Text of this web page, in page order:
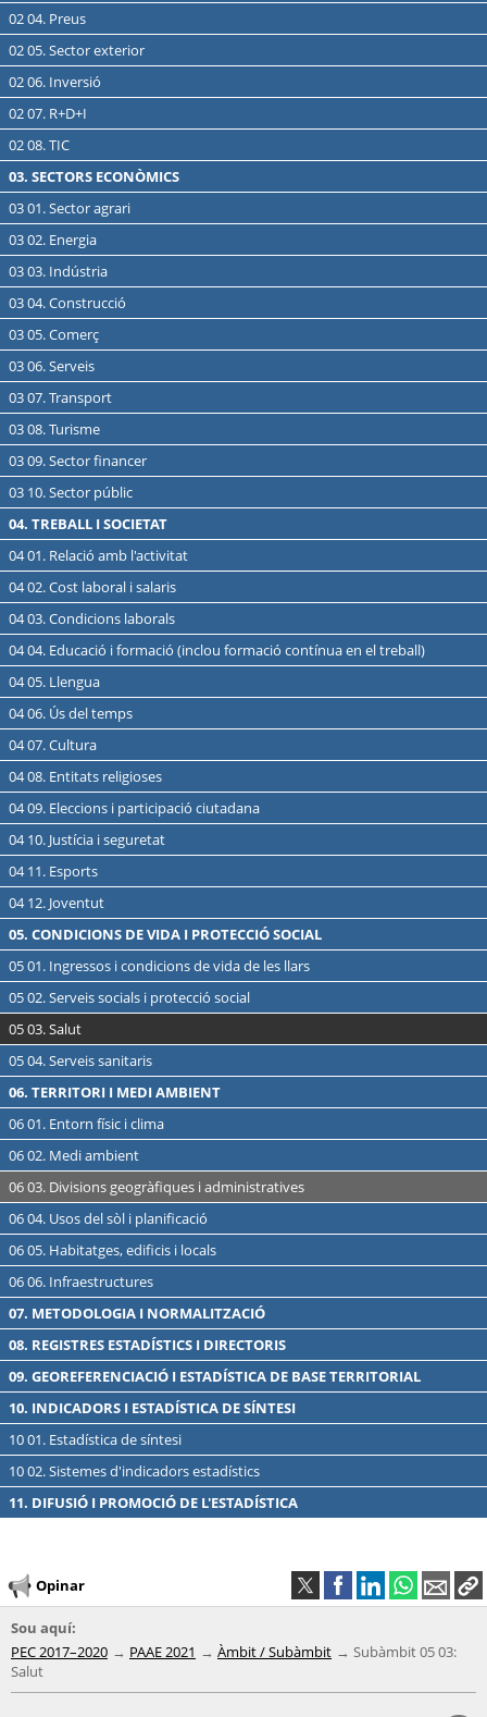
02 04. Preus
02 05. Sector exterior
02 06. Inversió
02 07. R+D+I
02 08. TIC
03. SECTORS ECONÒMICS
03 01. Sector agrari
03 02. Energia
03 03. Indústria
03 04. Construcció
03 05. Comerç
03 06. Serveis
03 07. Transport
03 08. Turisme
03 09. Sector financer
03 10. Sector públic
04. TREBALL I SOCIETAT
04 01. Relació amb l'activitat
04 02. Cost laboral i salaris
04 03. Condicions laborals
04 04. Educació i formació (inclou formació contínua en el treball)
04 05. Llengua
04 06. Ús del temps
04 07. Cultura
04 08. Entitats religioses
04 09. Eleccions i participació ciutadana
04 10. Justícia i seguretat
04 11. Esports
04 12. Joventut
05. CONDICIONS DE VIDA I PROTECCIÓ SOCIAL
05 01. Ingressos i condicions de vida de les llars
05 02. Serveis socials i protecció social
05 03. Salut
05 04. Serveis sanitaris
06. TERRITORI I MEDI AMBIENT
06 01. Entorn físic i clima
06 02. Medi ambient
06 03. Divisions geogràfiques i administratives
06 04. Usos del sòl i planificació
06 05. Habitatges, edificis i locals
06 06. Infraestructures
07. METODOLOGIA I NORMALITZACIÓ
08. REGISTRES ESTADÍSTICS I DIRECTORIS
09. GEOREFERENCIACIÓ I ESTADÍSTICA DE BASE TERRITORIAL
10. INDICADORS I ESTADÍSTICA DE SÍNTESI
10 01. Estadística de síntesi
10 02. Sistemes d'indicadors estadístics
11. DIFUSIÓ I PROMOCIÓ DE L'ESTADÍSTICA
Opinar
Sou aquí:
PEC 2017–2020
PAAE 2021 Àmbit / Subàmbit
Subàmbit 05 03:
Salut